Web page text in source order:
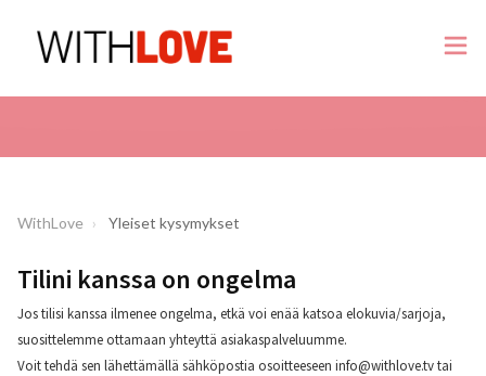
WithLove Yleiset kysymykset
Tilini kanssa on ongelma
Jos tilisi kanssa ilmenee ongelma, etkä voi enää katsoa elokuvia/sarjoja,
suosittelemme ottamaan yhteyttä asiakaspalveluumme.
Voit tehdä sen lähettämällä sähköpostia osoitteeseen info@withlove.tvtai